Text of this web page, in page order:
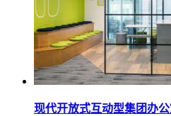
现代开放式互动型集团办